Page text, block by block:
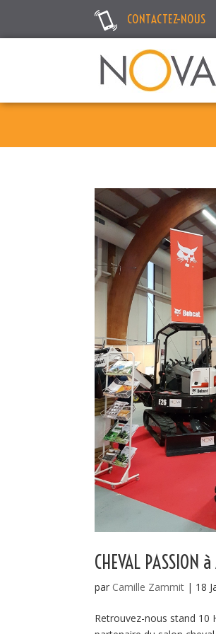
CONTACTEZ-NOUS
CHEVAL
par Camille Zammit | 18
Retrouvez-nous stand 10